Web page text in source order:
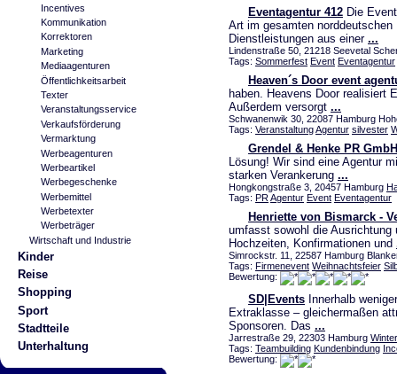
Incentives
Kommunikation
Korrektoren
Marketing
Mediaagenturen
Öffentlichkeitsarbeit
Texter
Veranstaltungsservice
Verkaufsförderung
Vermarktung
Werbeagenturen
Werbeartikel
Werbegeschenke
Werbemittel
Werbetexter
Werbeträger
Wirtschaft und Industrie
Kinder
Reise
Shopping
Sport
Stadtteile
Unterhaltung
Eventagentur 412 Die
Art im gesamten
Dienstleistungen aus einer ...
Lindenstraße 50, 21218 Seevetal
Tags: Sommerfest Event Eventagentur
Heaven´s Door event
haben. Heavens Door realisiert
Außerdem versorgt ...
Schwanenwik 30, 22087 Hamburg
Tags: VeranstaltungAgentur silvester
Grendel & Henke PR GmbH
Lösung! Wir sind eine Agentur
starken Verankerung ...
Hongkongstraße 3, 20457 Hamburg
Tags: PRAgentur Event Eventagentur
Henriette von Bismarck -
umfasst sowohl die
Hochzeiten, Konfirmationen und
Simrockstr. 11, 22587 Hamburg
Tags: Firmenevent Weihnachtsfeier
Bewertung:
SD|Events Innerhalb
Extraklasse – gleichermaßen
Sponsoren. Das ...
Jarrestraße 29, 22303 Hamburg
Tags: Teambuilding Kundenbindung
Bewertung: